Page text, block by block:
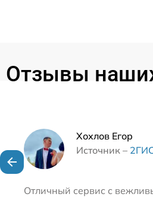
Отзывы
Хохлов Егор
Источник –
Отличный сервис с
Наши